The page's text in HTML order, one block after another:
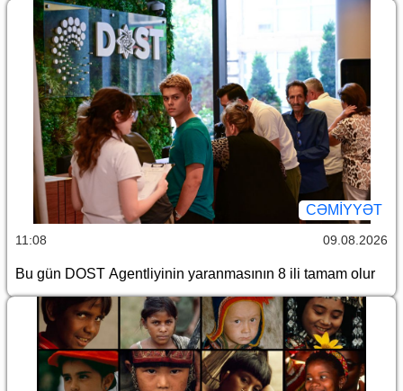
CƏMİYYƏT
11:08 09.08.2026
Bu gün DOST Agentliyinin yaranmasının 8 ili tamam olur